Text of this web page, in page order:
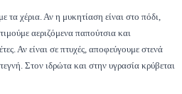
τα χέρια. Αν η μυκητίαση είναι στο πόδι,
αεριζόμενα παπούτσια και
Αν είναι σε πτυχές, αποφεύγουμε στενά
Στον ιδρώτα και στην υγρασία κρύβεται